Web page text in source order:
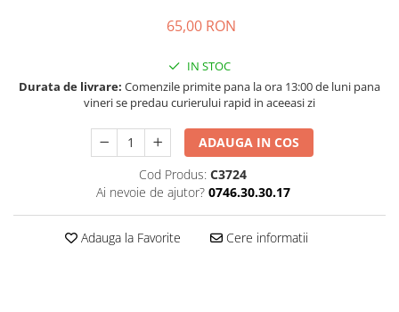
65,00 RON
IN STOC
Durata de livrare: Comenzile primite pana la ora 13:00 de luni pana
vineri se predau curierului rapid in aceeasi zi
ADAUGA IN COS
Cod Produs: C3724
Ai nevoie de ajutor? 0746.30.30.17
Adauga la Favorite Cere informatii